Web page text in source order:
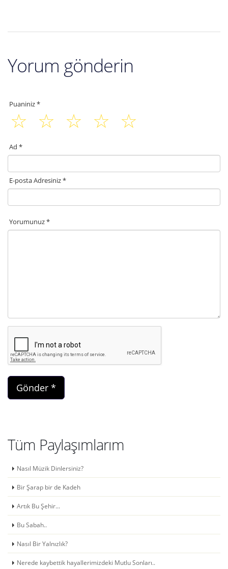
Yorum gönderin
Puaniniz *
Ad *
E-posta Adresiniz *
Yorumunuz *
Tüm Paylaşımlarım
Nasıl Müzik Dinlersiniz?
Bir Şarap bir de Kadeh
Artık Bu Şehir...
Bu Sabah..
Nasıl Bir Yalnızlık?
Nerede kaybettik hayallerimizdeki Mutlu Sonları..